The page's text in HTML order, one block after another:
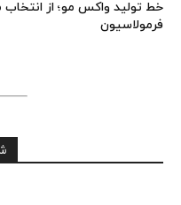
خط تولید واکس مو؛ از انتخاب
فرمولاسیون